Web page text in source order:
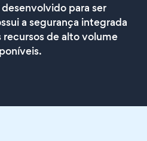
para ser
a segurança integrada
recursos de alto volume